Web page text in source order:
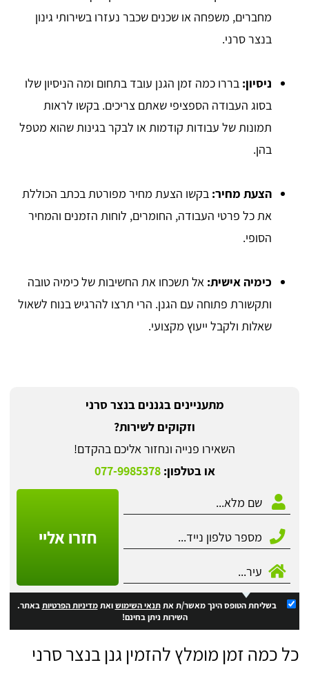
מחברים, משפחה או שכנים שכבר נעזרו בשירותי גינון
בנצר סרני.
ניסיון: בררו כמה זמן הגנן עובד בתחום ומה הניסיון שלו
בסוג העבודה הספציפי שאתם צריכים. בקשו לראות
תמונות של עבודות קודמות או לבקר בגינות שהוא מטפל
בהן.
הצעת מחיר: בקשו הצעת מחיר מפורטת בכתב הכוללת
את כל פרטי העבודה, החומרים, לוחות הזמנים והמחיר
הסופי.
כימיה אישית: אל תשכחו את החשיבות של כימיה טובה
ותקשורת פתוחה עם הגנן. הרי תרצו להרגיש בנוח לשאול
שאלות ולקבל ייעוץ מקצועי.
מתעניינים בגננים בנצר סרני
וזקוקים לשירות?
השאירו פנייה ונחזור אליכם בהקדם!
או בטלפון:077-9985378
חזרו אליי
בשליחת הטופס הינך מאשר/ת אתתנאי השימושואתמדיניות הפרטיותבאתר.
השירות ניתן בחינם!
כל כמה זמן מומלץ להזמין גנן בנצר סרני